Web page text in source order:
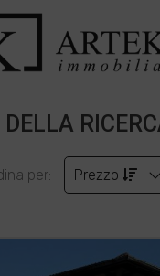
DELLA
per: Prezzo